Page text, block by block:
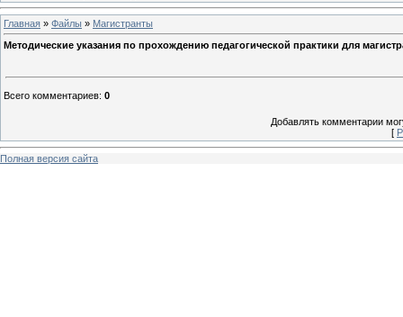
Главная » Файлы » Магистранты
Методические указания по прохождению педагогической практики для
Всего комментариев: 0
Добавлять комментарии
[
Полная версия сайта